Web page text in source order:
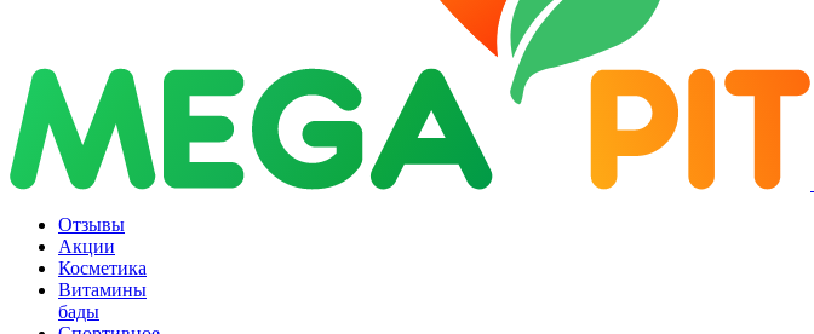
Отзывы
Акции
Косметика
Витамины
бады